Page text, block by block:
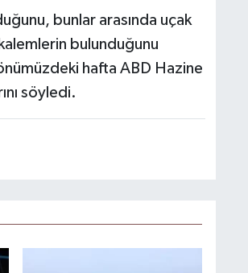
bunlar arasında uçak
bulunduğunu
hafta ABD Hazine
söyledi.